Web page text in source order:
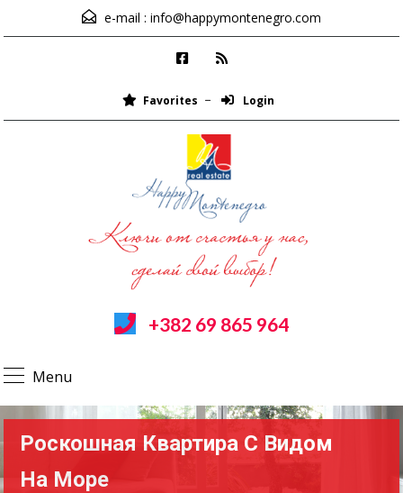
e-mail : info@happymontenegro.com
Favorites Login
+382 69 865 964
Menu
Роскошная Квартира С Видом
На Море